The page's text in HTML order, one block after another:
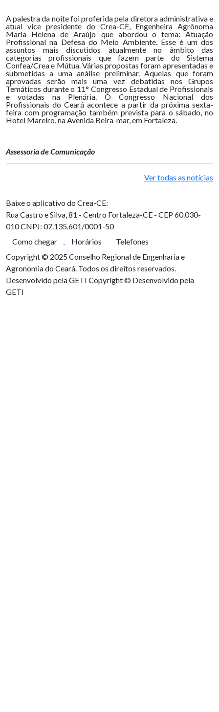
A palestra da noite foi proferida pela diretora administrativa e
atual vice presidente do Crea-CE, Engenheira Agrônoma
Maria Helena de Araújo que abordou o tema: Atuação
Profissional na Defesa do Meio Ambiente. Esse é um dos
assuntos mais discutidos atualmente no âmbito das
categorias profissionais que fazem parte do Sistema
Confea/Crea e Mútua. Várias propostas foram apresentadas e
submetidas a uma análise preliminar. Aquelas que foram
aprovadas serão mais uma vez debatidas nos Grupos
Temáticos durante o 11° Congresso Estadual de Profissionais
e votadas na Plenária. O Congresso Nacional dos
Profissionais do Ceará acontece a partir da próxima sexta-
feira com programação também prevista para o sábado, no
Hotel Mareiro, na Avenida Beira-mar, em Fortaleza.
Assessoria de Comunicação
Ver todas as notícias
Baixe o aplicativo do Crea-CE:
Rua Castro e Silva, 81 - Centro Fortaleza-CE - CEP 60.030-
010CNPJ: 07.135.601/0001-50
Como chegar
Horários
Telefones
Copyright © 2025 Conselho Regional de Engenharia e
Agronomia do Ceará. Todos os direitos reservados.
Desenvolvido pela GETI Copyright © Desenvolvido pela
GETI